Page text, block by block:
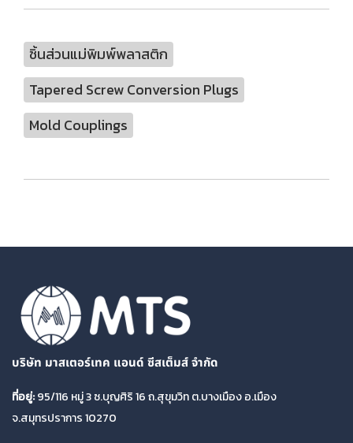
ชิ้นส่วนแม่พิมพ์พลาสติก
Tapered Screw Conversion Plugs
Mold Couplings
บริษัท มาสเตอร์เทค แอนด์ ซีสเต็มส์ จำกัด
ที่อยู่:95/116 หมู่ 3 ซ.บุญศิริ 16 ถ.สุขุมวิท ต.บางเมือง อ.เมือง
จ.สมุทรปราการ 10270